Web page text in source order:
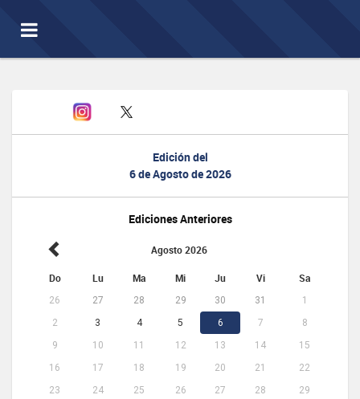
Toggle
navigation
Edición del
6 de Agosto de 2026
Ediciones Anteriores
Agosto 2026
Do Lu Ma Mi Ju Vi Sa
26 27 28 29 30 31
1
2
3 4 5 6 7
8
9
10 11 12 13 14
15
16
17 18 19 20 21
22
23
24 25 26 27 28
29